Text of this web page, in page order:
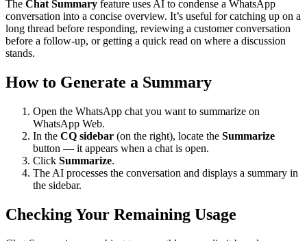
The Chat Summary feature uses AI to condense a WhatsApp
conversation into a concise overview. It’s useful for catching up on a
long thread before responding, reviewing a customer conversation
before a follow-up, or getting a quick read on where a discussion
stands.
How to Generate a Summary
Open the WhatsApp chat you want to summarize on
WhatsApp Web.
In the CQ sidebar (on the right), locate the Summarize
button — it appears when a chat is open.
Click Summarize.
The AI processes the conversation and displays a summary in
the sidebar.
Checking Your Remaining Usage